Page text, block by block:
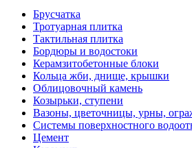
Брусчатка
Тротуарная плитка
Тактильная плитка
Бордюры и водостоки
Керамзитобетонные блоки
Кольца жби, днище, крышки
Облицовочный камень
Козырьки, ступени
Вазоны, цветочницы, урны,
Системы поверхностного
Цемент